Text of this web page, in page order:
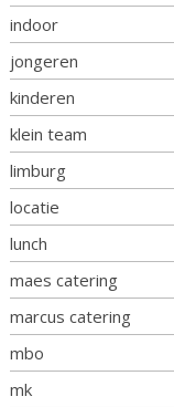
indoor
jongeren
kinderen
klein team
limburg
locatie
lunch
maes catering
marcus catering
mbo
mk